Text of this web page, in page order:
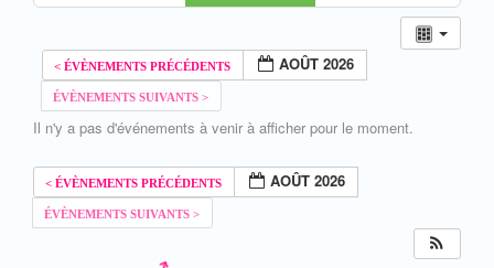
AOÛT 2026
Il n'y a pas d'événements à venir à afficher pour le moment.
AOÛT 2026